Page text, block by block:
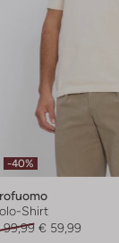
-40%
Shirt
99,99 € 59,99